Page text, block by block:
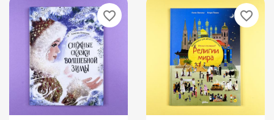
favorite_border favorite_border